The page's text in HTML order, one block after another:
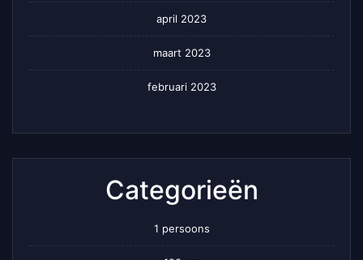
april 2023
maart 2023
februari 2023
Categorieën
1 persoons